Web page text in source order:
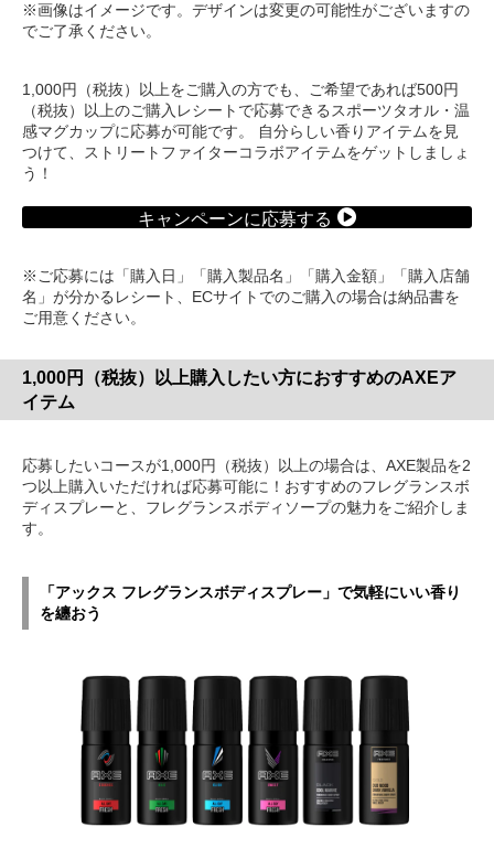
※画像はイメージです。デザインは変更の可能性がございますの
でご了承ください。
1,000円（税抜）以上をご購入の方でも、ご希望であれば500円
（税抜）以上のご購入レシートで応募できるスポーツタオル・温
感マグカップに応募が可能です。 自分らしい香りアイテムを見
つけて、ストリートファイターコラボアイテムをゲットしましょ
う！
キャンペーンに応募する
※ご応募には「購入日」「購入製品名」「購入金額」「購入店舗
名」が分かるレシート、ECサイトでのご購入の場合は納品書を
ご用意ください。
1,000円（税抜）以上購入したい方におすすめのAXEア
イテム
応募したいコースが1,000円（税抜）以上の場合は、AXE製品を2
つ以上購入いただければ応募可能に！おすすめのフレグランスボ
ディスプレーと、フレグランスボディソープの魅力をご紹介しま
す。
「アックス フレグランスボディスプレー」で気軽にいい香り
を纏おう